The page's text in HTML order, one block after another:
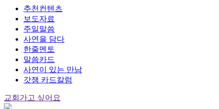
추천컨텐츠
보도자료
주일말씀
사연을 담다
한줄멘토
말씀카드
사연이 있는 만남
갓잼 카드칼럼
교회가고 싶어요